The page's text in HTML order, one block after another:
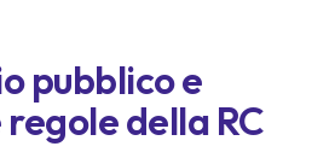
pubblico e
della RC